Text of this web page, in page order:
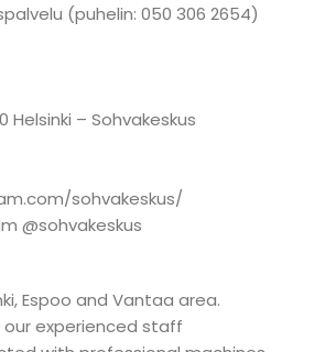
(puhelin: 050 306 2654)
Helsinki – Sohvakeskus
sohvakeskus/
@sohvakeskus
Espoo and Vantaa area.
experienced staff